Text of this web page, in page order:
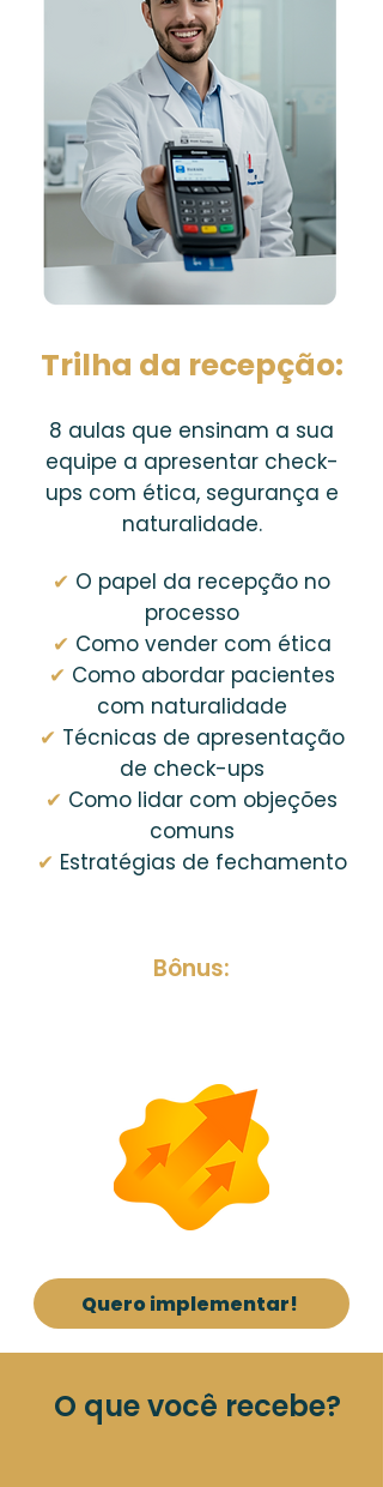
Trilha da recepção:
8 aulas que ensinam a sua
equipe a apresentar check-
ups com ética, segurança e
naturalidade.
✔ O papel da recepção no
processo
✔ Como vender com ética
✔ Como abordar pacientes
com naturalidade
✔ Técnicas de apresentação
de check-ups
✔ Como lidar com objeções
comuns
✔ Estratégias de fechamento
Bônus:
Quero implementar!
O que você recebe?